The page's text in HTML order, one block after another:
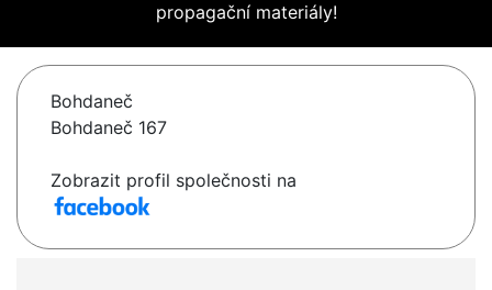
propagační materiály!
Bohdaneč
Bohdaneč 167
Zobrazit profil společnosti na